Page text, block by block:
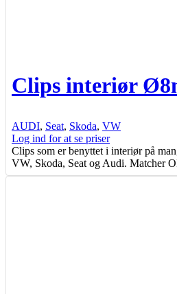
Clips interiør
AUDI, Seat, Skoda, VW
Log ind for at se priser
Clips som er benyttet i interiør på
VW, Skoda, Seat og Audi. Matcher